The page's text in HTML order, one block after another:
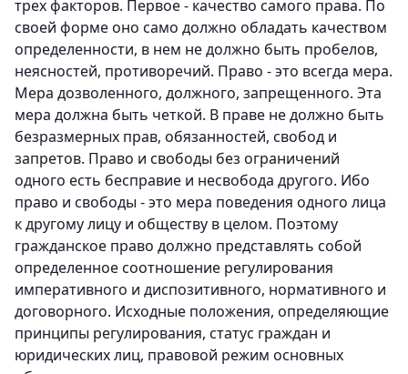
трех факторов. Первое - качество самого права. По
своей форме оно само должно обладать качеством
определенности, в нем не должно быть пробелов,
неясностей, противоречий. Право - это всегда мера.
Мера дозволенного, должного, запрещенного. Эта
мера должна быть четкой. В праве не должно быть
безразмерных прав, обязанностей, свобод и
запретов. Право и свободы без ограничений
одного есть бесправие и несвобода другого. Ибо
право и свободы - это мера поведения одного лица
к другому лицу и обществу в целом. Поэтому
гражданское право должно представлять собой
определенное соотношение регулирования
императивного и диспозитивного, нормативного и
договорного. Исходные положения, определяющие
принципы регулирования, статус граждан и
юридических лиц, правовой режим основных